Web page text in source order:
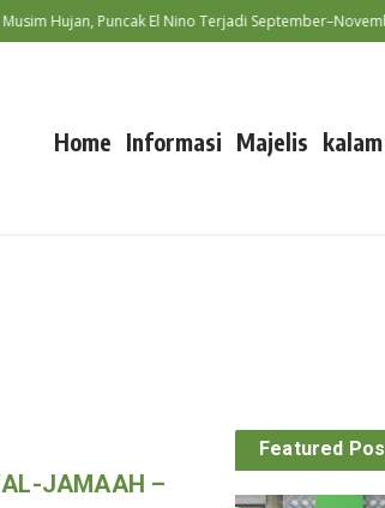
Hujan, Puncak El Nino Terjadi September–November
Home Informasi Majelis
JAMAAH –
Featured